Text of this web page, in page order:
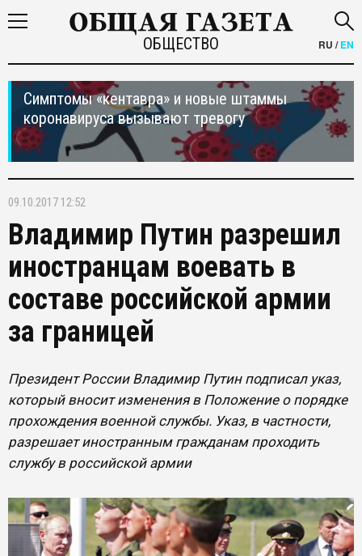
ОБЩЕСТВО RU /EN
Симптомы «кентавра» и новые штаммы
коронавируса вызывают тревогу
09.10.2017 12:52
Владимир Путин разрешил
иностранцам воевать в
составе российской армии
за границей
Президент России Владимир Путин подписал указ,
который вносит изменения в Положение о порядке
прохождения военной службы. Указ, в частности,
разрешает иностранным гражданам проходить
службу в российской армии